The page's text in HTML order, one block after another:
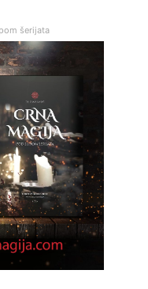
šerijata